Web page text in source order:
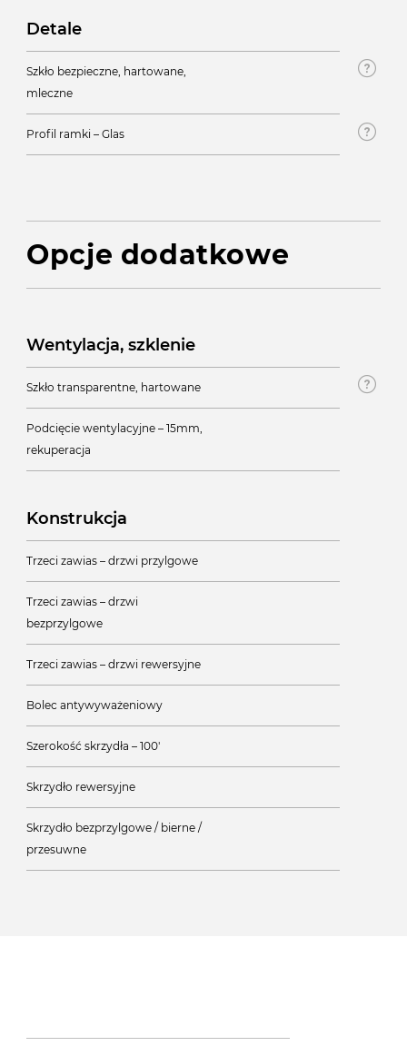
Detale
Szkło bezpieczne, hartowane,
mleczne
Profil ramki – Glas
Opcje dodatkowe
Wentylacja, szklenie
Szkło transparentne, hartowane
Podcięcie wentylacyjne – 15mm,
rekuperacja
Konstrukcja
Trzeci zawias – drzwi przylgowe
Trzeci zawias – drzwi
bezprzylgowe
Trzeci zawias – drzwi rewersyjne
Bolec antywyważeniowy
Szerokość skrzydła – 100'
Skrzydło rewersyjne
Skrzydło bezprzylgowe / bierne /
przesuwne